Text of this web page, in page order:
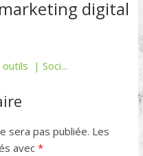
digital
| Soci...
sera pas publiée. Les
avec *